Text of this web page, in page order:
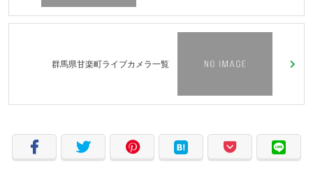
群馬県甘楽町ライブカメラ一覧